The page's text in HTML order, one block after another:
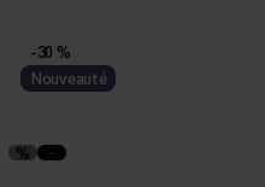
-30 %
Nouveauté
%